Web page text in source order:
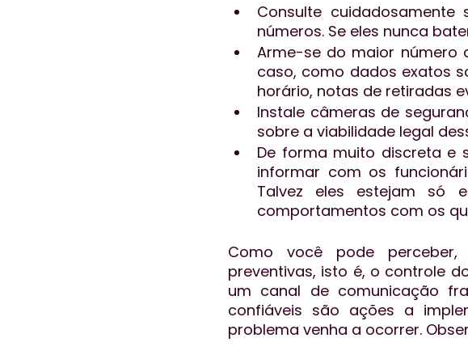
Consulte
números. Se eles nunca
Arme-se do maior número
caso, como dados exatos
horário, notas de retiradas
Instale câmeras de
sobre a viabilidade legal
De forma muito discreta e
informar com os
Talvez eles estejam só
comportamentos com os
Como você pode
preventivas, isto é, o controle
um canal de comunicação
confiáveis são ações a
problema venha a ocorrer.